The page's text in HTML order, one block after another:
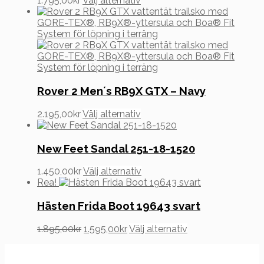
De
olika
alternativen
kan
väljas
på
produktsidan
här
produkten
har
flera
varianter.
De
alternativen
på
Rover 2 Men´s RB9X GTX – Navy
2.195,00krVälj alternativ
här
har
flera
varianter.
De
alternativen
kan
väljas
på
New Feet Sandal 251-18-1520
1.450,00krVälj alternativ
här
har
varianter.
Rea!
Hästen Frida Boot 19643 svart
1.895,00kr Det
1.595,00krDet
Välj alternativ